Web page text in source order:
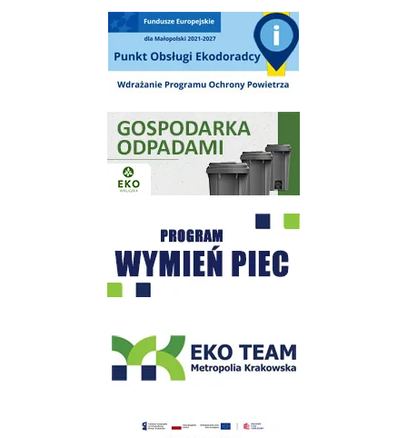
Punkt Obsługi Ekodoradcy Wieliczka
Gospodarka odpadami na terenie Miasta i Gminy Wieliczka
Program "Czyste Powietrze" - Wieliczka
Realizacja Programu Czyste Powietrze w Gminie Wieliczka